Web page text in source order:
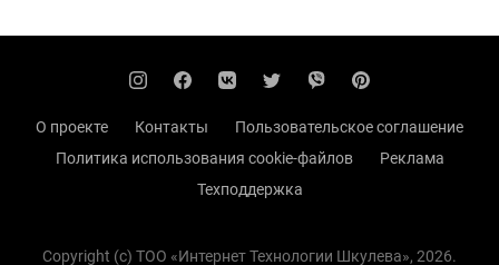
О проекте Контакты
Пользовательское соглашение
Политика использования cookie-файлов
Реклама
Техподдержка
Copyright (с) TOO «Интернет Технологии Шкулева», 2026.